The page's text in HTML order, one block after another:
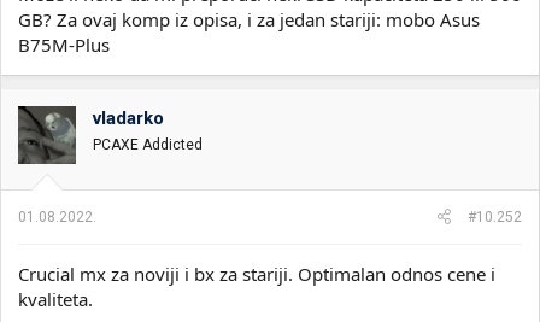
a
GB? Za ovaj komp iz opisa, i za jedan stariji: mobo Asus
B75M-Plus
vladarko
PCAXE Addicted
01.08.2022. #10.252
Crucial mx za noviji i bx za stariji. Optimalan odnos cene i
kvaliteta.